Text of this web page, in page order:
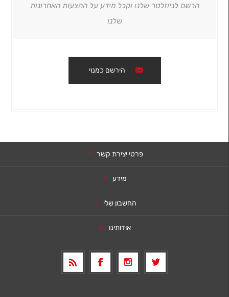
הרשם לניוזלטר שלנו וקבל מידע על ההצעות האחרונות
שלנו
הירשם כמנוי
פרטי יצירת קשר
מידע
החשבון שלי
אודותינו